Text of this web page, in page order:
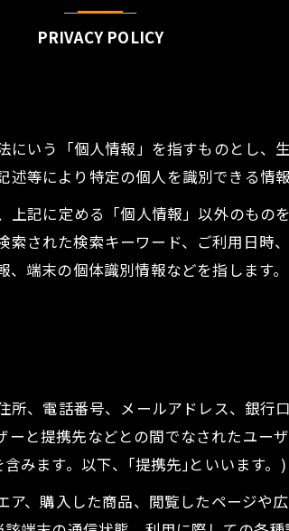
PRIVACY POLICY
いう「個人情報」を指すものとし、
等により特定の個人を識別できる情報
記に定める「個人情報」以外のもの
された検索キーワード、ご利用日時
端末の個体識別情報などを指します。
、電話番号、メールアドレス、銀行
と提携先などとの間でなされたユー
ます。以下、｢提携先｣といいます。)
、購入した商品、閲覧したページや